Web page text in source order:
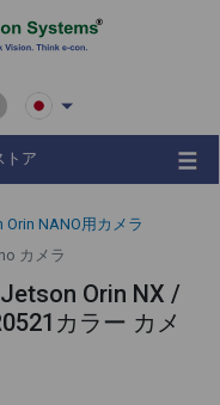
トア
Orin NANO用カメラ
カメラ
Orin NX /
カラー カメ